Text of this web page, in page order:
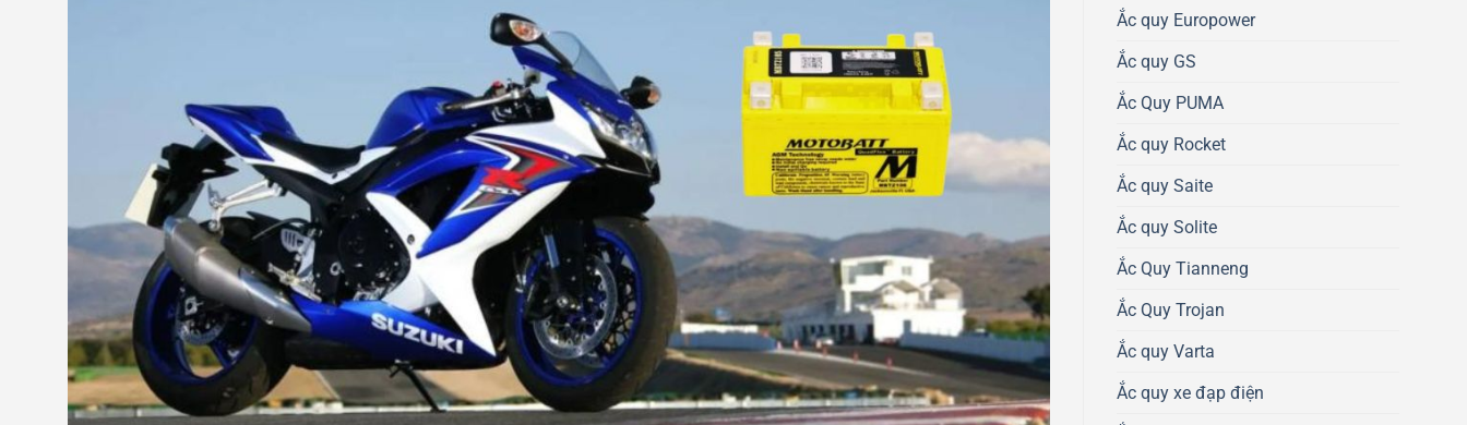
Ắc quy Europower
Ắc quy GS
Ắc Quy PUMA
Ắc quy Rocket
Ắc quy Saite
Ắc quy Solite
Ắc Quy Tianneng
Ắc Quy Trojan
Ắc quy Varta
Ắc quy xe đạp điện